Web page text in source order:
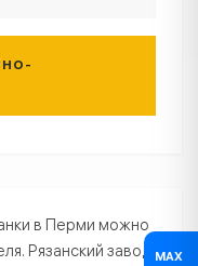
станки в
в Перми можно
Рязанский завод
MAX